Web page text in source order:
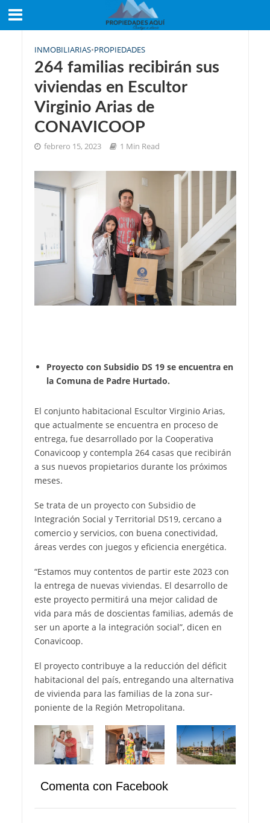
INMOBILIARIAS•PROPIEDADES
264 familias recibirán sus
viviendas en Escultor
Virginio Arias de
CONAVICOOP
febrero 15, 2023 1 Min Read
Proyecto con Subsidio DS 19 se encuentra en
la Comuna de Padre Hurtado.
El conjunto habitacional Escultor Virginio Arias,
que actualmente se encuentra en proceso de
entrega, fue desarrollado por la Cooperativa
Conavicoop y contempla 264 casas que recibirán
a sus nuevos propietarios durante los próximos
meses.
Se trata de un proyecto con Subsidio de
Integración Social y Territorial DS19, cercano a
comercio y servicios, con buena conectividad,
áreas verdes con juegos y eficiencia energética.
“Estamos muy contentos de partir este 2023 con
la entrega de nuevas viviendas. El desarrollo de
este proyecto permitirá una mejor calidad de
vida para más de doscientas familias, además de
ser un aporte a la integración social”, dicen en
Conavicoop.
El proyecto contribuye a la reducción del déficit
habitacional del país, entregando una alternativa
de vivienda para las familias de la zona sur-
poniente de la Región Metropolitana.
Comenta con Facebook